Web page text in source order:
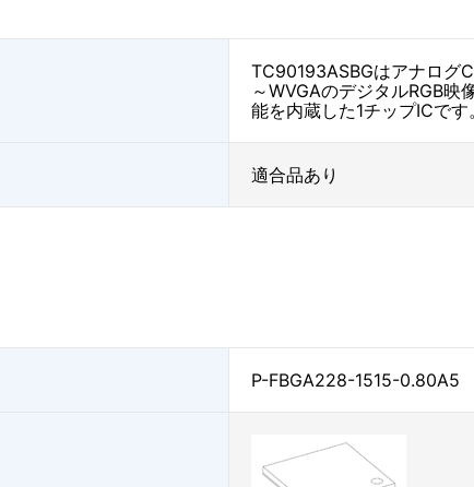
TC90193ASBGはアナログ
～WVGAのデジタルRGB映
能を内蔵した1チップICです
適合品あり
P-FBGA228-1515-0.80A5